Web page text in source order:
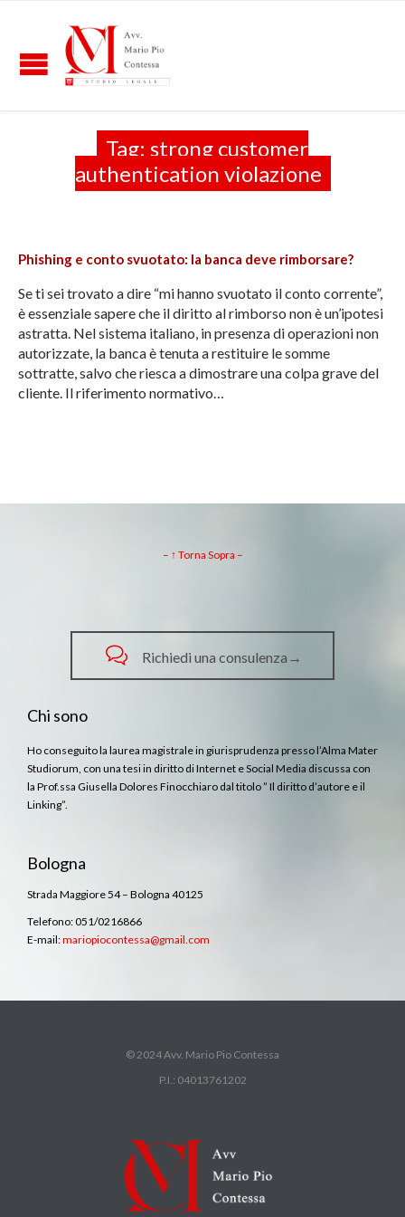
Tag: strong customer
authentication violazione
Phishing e conto svuotato: la banca deve rimborsare?
Se ti sei trovato a dire “mi hanno svuotato il conto corrente”,
è essenziale sapere che il diritto al rimborso non è un’ipotesi
astratta. Nel sistema italiano, in presenza di operazioni non
autorizzate, la banca è tenuta a restituire le somme
sottratte, salvo che riesca a dimostrare una colpa grave del
cliente. Il riferimento normativo…
– ↑ Torna Sopra –
 Richiedi una consulenza→
Chi sono
Ho conseguito la laurea magistrale in giurisprudenza presso l’Alma Mater
Studiorum, con una tesi in diritto di Internet e Social Media discussa con
la Prof.ssa Giusella Dolores Finocchiaro dal titolo ” Il diritto d’autore e il
Linking”.
Bologna
Strada Maggiore 54 – Bologna 40125
Telefono: 051/0216866
E-mail:mariopiocontessa@gmail.com
© 2024 Avv. Mario Pio Contessa
P.I.: 04013761202